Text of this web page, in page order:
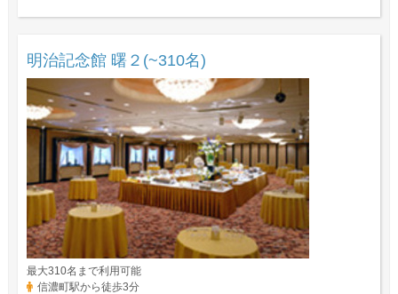
明治記念館 曙２(~310名)
最大310名まで利用可能
信濃町駅から徒歩3分